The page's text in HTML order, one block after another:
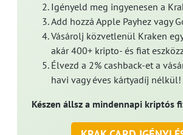
Igényeld meg ingyenesen a
Add hozzá Apple Payhez vagy
Vásárolj közvetlenül Kraken
akár 400+ kripto- és fiat
Élvezd a 2% cashback-et a
havi vagy éves kártyadíj nélkül!
Készen állsz a mindennapi kriptós